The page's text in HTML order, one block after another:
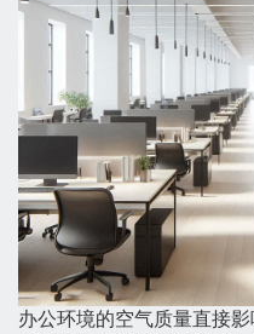
办公环境的空气质量直接